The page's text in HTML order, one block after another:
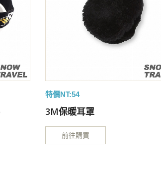
特價NT:54
3M保暖耳罩
前往購買